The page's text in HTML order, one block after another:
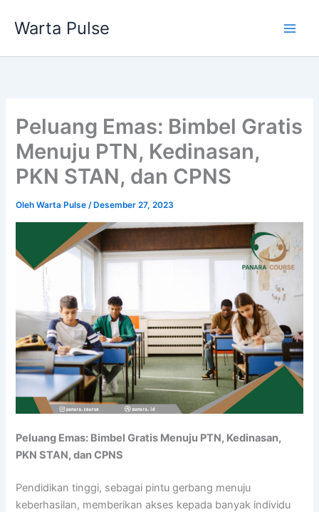
Warta Pulse
Peluang Emas: Bimbel Gratis
Menuju PTN, Kedinasan,
PKN STAN, dan CPNS
OlehWarta Pulse/ Desember 27, 2023
Peluang Emas: Bimbel Gratis Menuju PTN, Kedinasan,
PKN STAN, dan CPNS
Pendidikan tinggi, sebagai pintu gerbang menuju
keberhasilan, memberikan akses kepada banyak individu